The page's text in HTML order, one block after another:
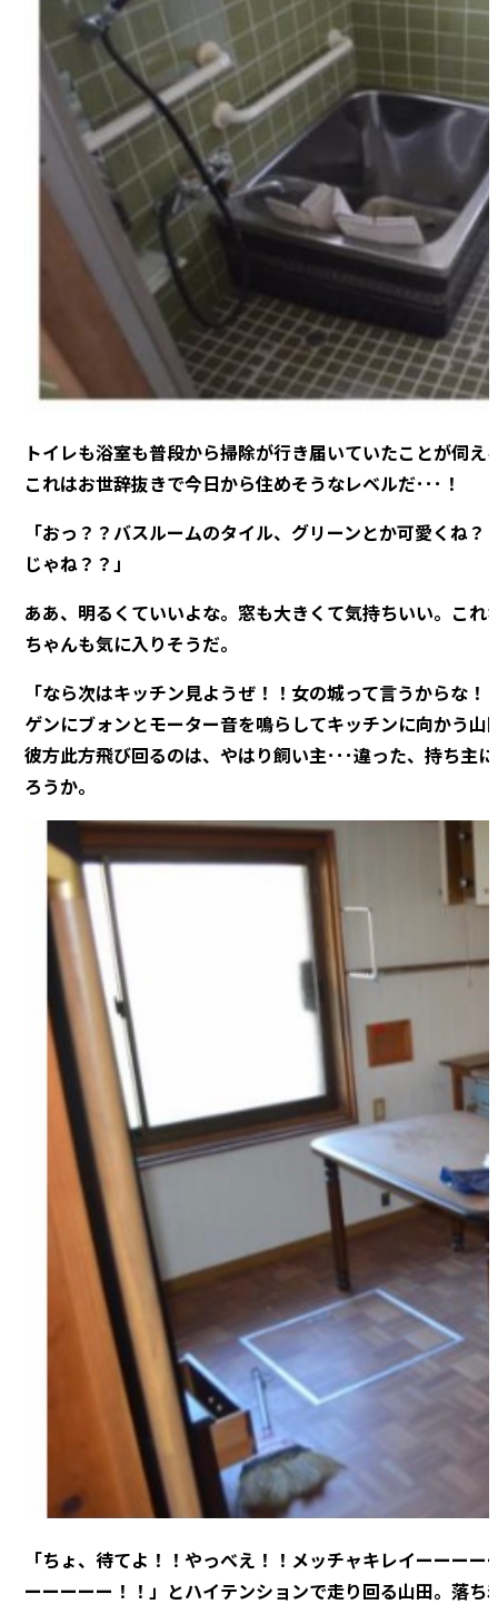
トイレも浴室も普段から掃除が行き届いていたことが伺え
これはお世辞抜きで今日から住めそうなレベルだ･･･！
「おっ？？バスルームのタイル、グリーンとか可愛くね？
じゃね？？」
ああ、明るくていいよな。窓も大きくて気持ちいい。これ
ちゃんも気に入りそうだ。
「なら次はキッチン見ようぜ！！女の城って言うからな！
ゲンにブォンとモーター音を鳴らしてキッチンに向かう山
彼方此方飛び回るのは、やはり飼い主･･･違った、持ち主
ろうか。
「ちょ、待てよ！！やっべえ！！メッチャキレイーーーー
ーーーーー！！」とハイテンションで走り回る山田。落ち